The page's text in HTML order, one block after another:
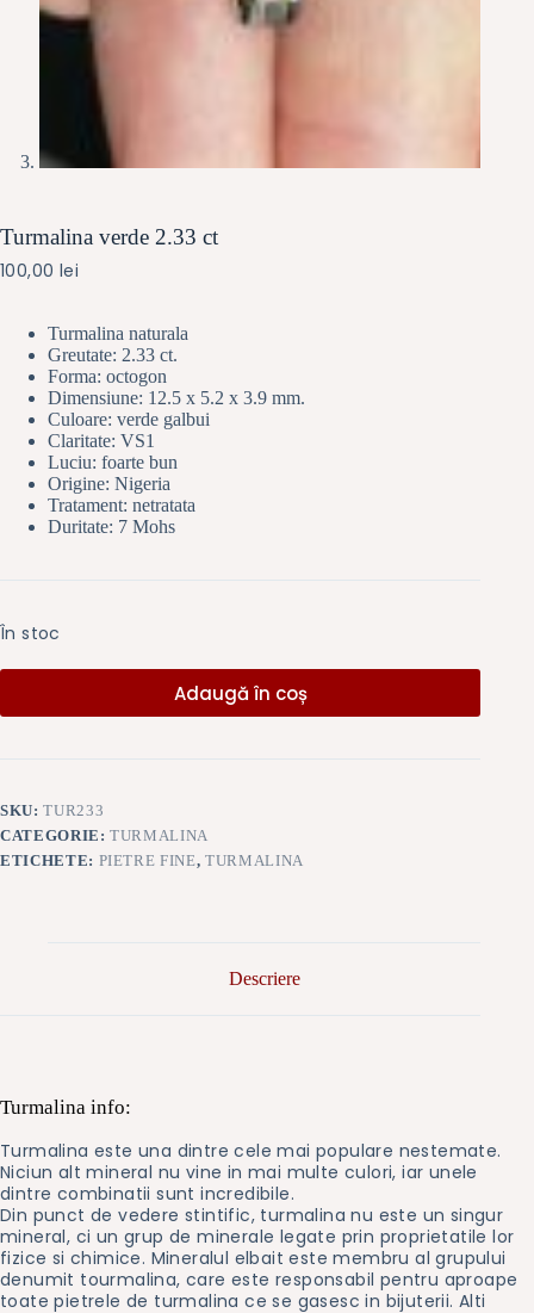
Turmalina verde 2.33 ct
100,00 lei
Turmalina naturala
Greutate: 2.33 ct.
Forma: octogon
Dimensiune: 12.5 x 5.2 x 3.9 mm.
Culoare: verde galbui
Claritate: VS1
Luciu: foarte bun
Origine: Nigeria
Tratament: netratata
Duritate: 7 Mohs
În stoc
Adaugă în coș
SKU:TUR233
CATEGORIE:TURMALINA
ETICHETE: PIETRE FINE, TURMALINA
Descriere
Turmalina info:
Turmalina este una dintre cele mai populare nestemate.
Niciun alt mineral nu vine in mai multe culori, iar unele
dintre combinatii sunt incredibile.
Din punct de vedere stintific, turmalina nu este un singur
mineral, ci un grup de minerale legate prin proprietatile lor
fizice si chimice. Mineralul elbait este membru al grupului
denumit tourmalina, care este responsabil pentru aproape
toate pietrele de turmalina ce se gasesc in bijuterii. Alti